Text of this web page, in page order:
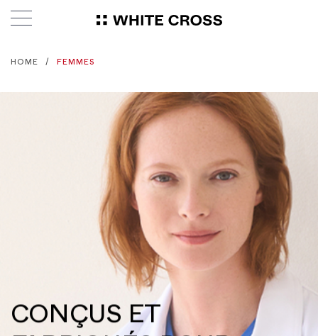
HOME FEMMES
CONÇUS ET